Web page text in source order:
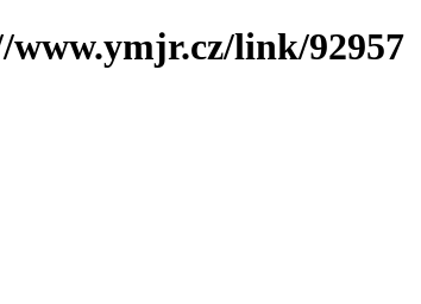
link/92957